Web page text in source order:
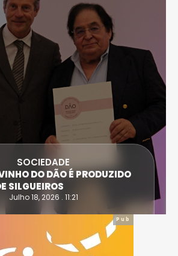
SOCIEDADE
DO DÃO É PRODUZIDO
SILGUEIROS
Julho 18, 2026 . 11:21
Pub